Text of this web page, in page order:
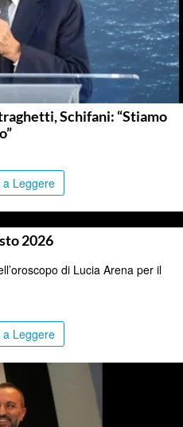
Schifani: “Stiamo
Leggere
2026
di Lucia Arena per il
Leggere